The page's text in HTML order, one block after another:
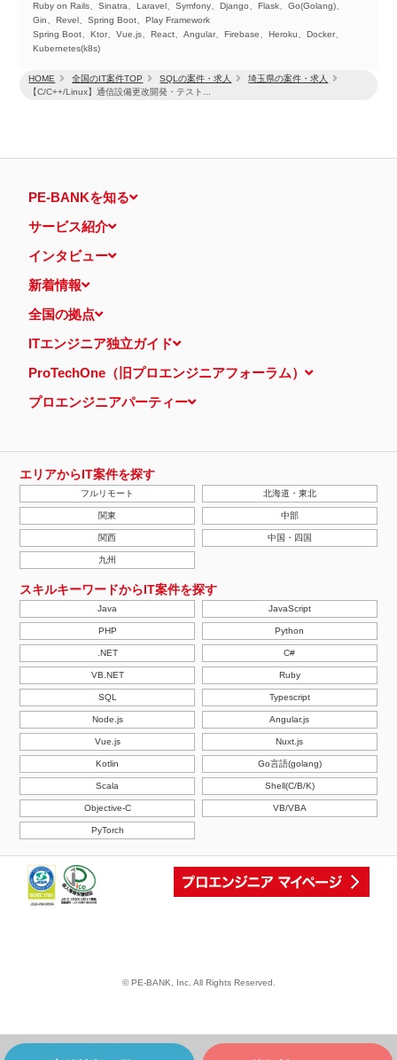
HOME 全国のIT案件TOP SQLの案件・求人
埼玉県の案件・求人
【C/C++/Linux】通信設備更改開発・テスト...
Ruby on Rails、Sinatra、Laravel、Symfony、Django、Flask、Go(Golang)、
Gin、Revel、Spring Boot、Play Framework
Spring Boot、Ktor、Vue.js、React、Angular、Firebase、Heroku、Docker、
Kubernetes(k8s)
PE-BANKを知る
サービス紹介
インタビュー
新着情報
全国の拠点
ITエンジニア独立ガイド
ProTechOne（旧プロエンジニアフォーラム）
プロエンジニアパーティー
エリアからIT案件を探す
フルリモート 北海道・東北
関東 中部
関西 中国・四国
九州
スキルキーワードからIT案件を探す
Java JavaScript
PHP Python
.NET C#
VB.NET Ruby
SQL Typescript
Node.js Angular.js
Vue.js Nuxt.js
Kotlin Go言語(golang)
Scala Shell(C/B/K)
Objective-C VB/VBA
PyTorch
© PE-BANK, Inc. All Rights Reserved.